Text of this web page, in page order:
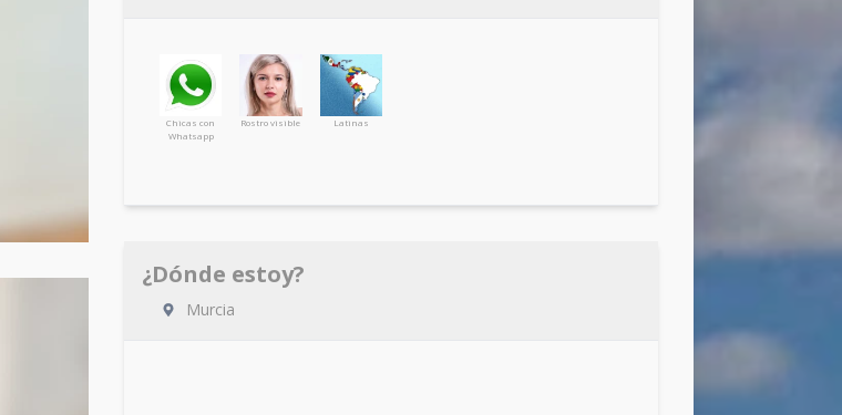
Chicas con
Whatsapp
Rostro visible Latinas
¿Dónde estoy?
Murcia